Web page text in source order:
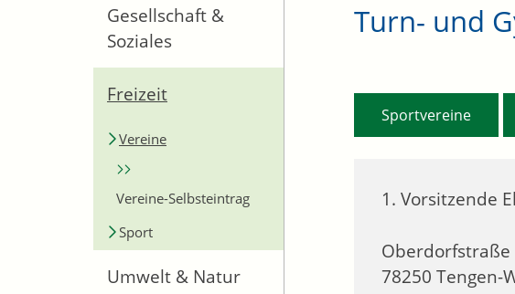
Gesellschaft &
Soziales
Freizeit
Vereine
Vereine-Selbsteintrag
Sport
Umwelt & Natur
Turn- und
1. Vorsitzende
Oberdorfstraße
78250 Tengen-
Sportvereine